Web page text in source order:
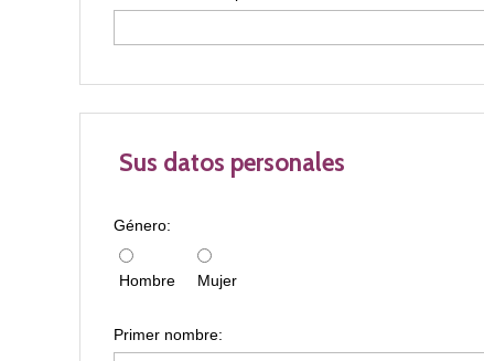
Sus datos personales
Género:
Hombre Mujer
Primer nombre: